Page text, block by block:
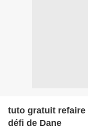
tuto gratuit refaire
défi de Dane